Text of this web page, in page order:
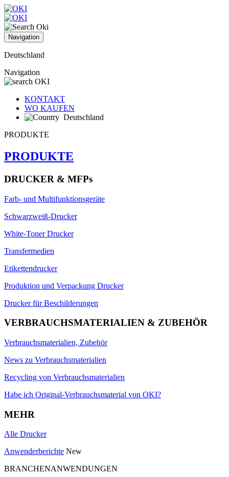
Navigation
Deutschland
Navigation
KONTAKT
WO KAUFEN
Deutschland
PRODUKTE
PRODUKTE
DRUCKER & MFPs
Farb- und Multifunktionsgeräte
Schwarzweiß-Drucker
White-Toner Drucker
Transfermedien
Etikettendrucker
Produktion und Verpackung Drucker
Drucker für Beschilderungen
VERBRAUCHSMATERIALIEN & ZUBEHÖR
Verbrauchsmaterialien, Zubehör
News zu Verbrauchsmaterialien
Recycling von Verbrauchsmaterialien
Habe ich Original-Verbrauchsmaterial von OKI?
MEHR
Alle Drucker
Anwenderberichte New
BRANCHENANWENDUNGEN